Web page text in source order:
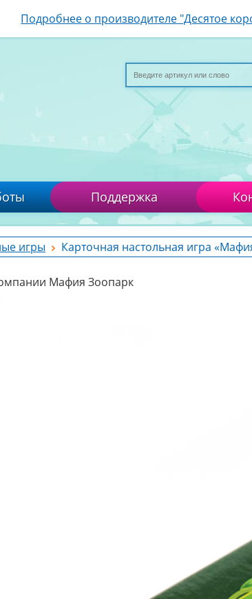
Подробнее о производителе "Десятое
Поддержка
игры Карточная настольная игра